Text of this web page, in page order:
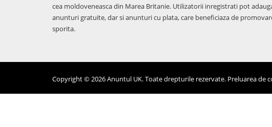
cea moldoveneasca din Marea Britanie. Utilizatorii inregistrati pot
anunturi gratuite, dar si anunturi cu plata, care beneficiaza de
sporita.
Copyright © 2026 Anuntul UK. Toate drepturile rezervate. Preluarea